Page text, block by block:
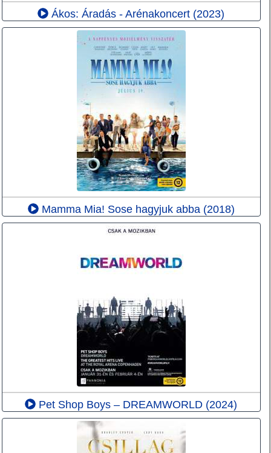
Ákos: Áradás - Arénakoncert (2023)
Mamma Mia! Sose hagyjuk abba (2018)
Pet Shop Boys – DREAMWORLD (2024)